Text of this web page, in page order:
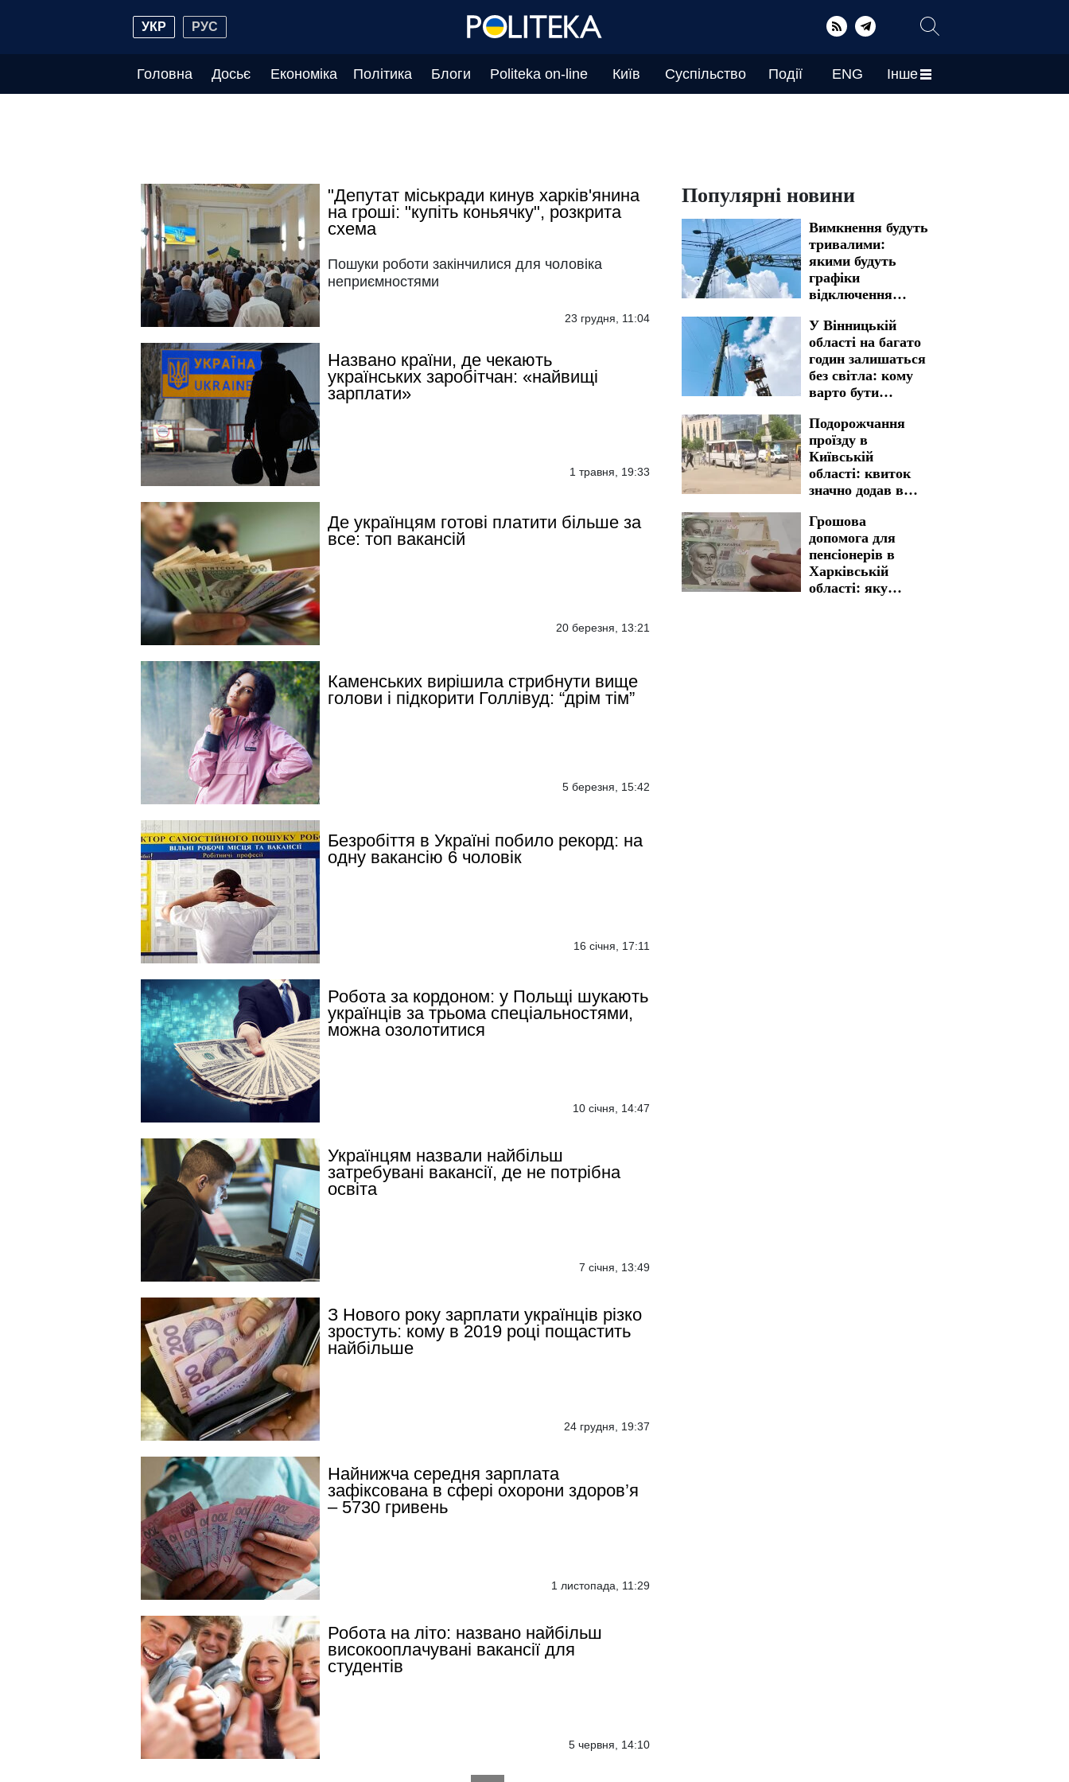
УКР РУС
Головна Досьє Економіка Політика Блоги Politeka on-line Київ Суспільство Події ENG Інше
"Депутат міськради кинув харків'янина
на гроші: "купіть коньячку", розкрита
схема
Пошуки роботи закінчилися для чоловіка
неприємностями
23 грудня, 11:04
Названо країни, де чекають
українських заробітчан: «найвищі
зарплати»
1 травня, 19:33
Де українцям готові платити більше за
все: топ вакансій
20 березня, 13:21
Каменських вирішила стрибнути вище
голови і підкорити Голлівуд: “дрім тім”
5 березня, 15:42
Безробіття в Україні побило рекорд: на
одну вакансію 6 чоловік
16 січня, 17:11
Робота за кордоном: у Польщі шукають
українців за трьома спеціальностями,
можна озолотитися
10 січня, 14:47
Українцям назвали найбільш
затребувані вакансії, де не потрібна
освіта
7 січня, 13:49
З Нового року зарплати українців різко
зростуть: кому в 2019 році пощастить
найбільше
24 грудня, 19:37
Найнижча середня зарплата
зафіксована в сфері охорони здоров’я
– 5730 гривень
1 листопада, 11:29
Робота на літо: названо найбільш
високооплачувані вакансії для
студентів
5 червня, 14:10
Популярні новини
Вимкнення будуть
тривалими:
якими будуть
графіки
відключення
Запоріжжі на 7
серпня
У Вінницькій
області на багато
годин залишаться
без світла: кому
варто бути
графіків
відключення на 7
серпня
Подорожчання
проїзду в
Київській
області: квиток
значно додав в
Грошова
допомога для
пенсіонерів в
Харківській
області: яку